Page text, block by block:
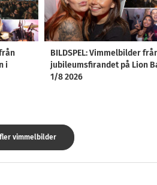
i
BILDSPEL: Vimmelbilder
jubileumsfirandet på Lion
1/8 2026
vimmelbilder